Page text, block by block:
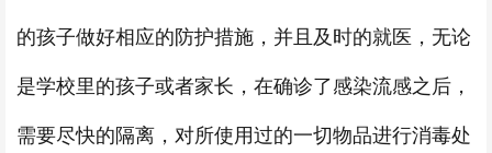
的孩子做好相应的防护措施，并且及时的就医，无论
是学校里的孩子或者家长，在确诊了感染流感之后，
需要尽快的隔离，对所使用过的一切物品进行消毒处